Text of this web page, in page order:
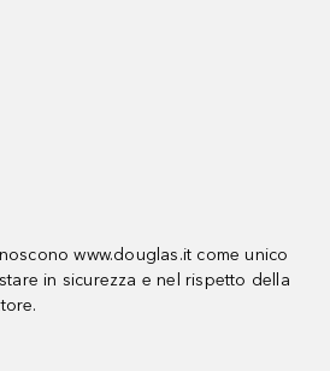
www.douglas.it come unico
in sicurezza e nel rispetto della